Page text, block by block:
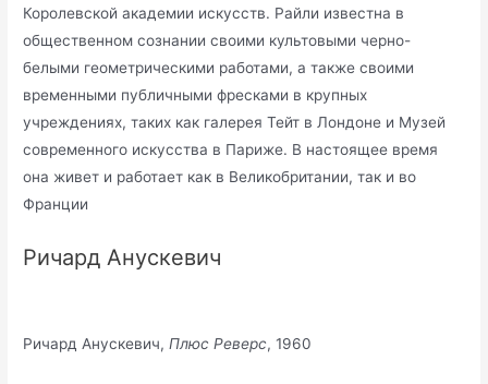
Королевской академии искусств. Райли известна в
общественном сознании своими культовыми черно-
белыми геометрическими работами, а также своими
временными публичными фресками в крупных
учреждениях, таких как галерея Тейт в Лондоне и Музей
современного искусства в Париже. В настоящее время
она живет и работает как в Великобритании, так и во
Франции
Ричард Анускевич
Ричард Анускевич,Плюс Реверс, 1960